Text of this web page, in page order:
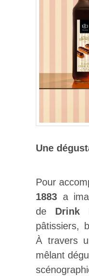
Une
Pour
1883 a
de Drink
pâtissiers,
À travers
mêlant